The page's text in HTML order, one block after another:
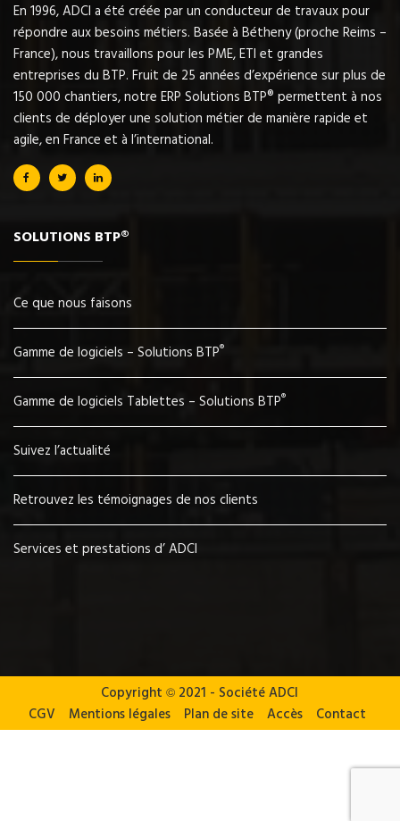
En 1996, ADCI a été créée par un conducteur de travaux pour
répondre aux besoins métiers. Basée à Bétheny (proche Reims –
France), nous travaillons pour les PME, ETI et grandes
entreprises du BTP. Fruit de 25 années d’expérience sur plus de
150 000 chantiers, notre ERP Solutions BTP® permettent à nos
clients de déployer une solution métier de manière rapide et
agile, en France et à l’international.
SOLUTIONS BTP®
Ce que nous faisons
Gamme de logiciels – Solutions BTP®
Gamme de logiciels Tablettes – Solutions BTP®
Suivez l’actualité
Retrouvez les témoignages de nos clients
Services et prestations d’ ADCI
Copyright© 2021 - Société ADCI
CGV
Mentions légales Plan de site Accès Contact